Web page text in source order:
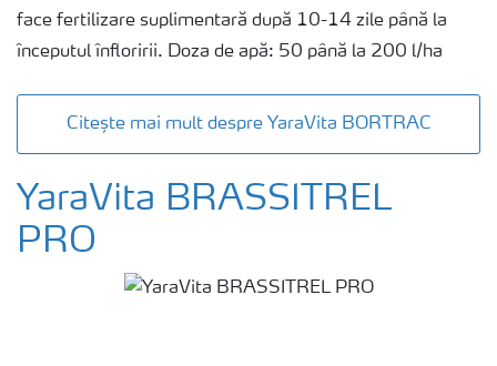
face fertilizare suplimentară după 10-14 zile până la
începutul înfloririi. Doza de apă: 50 până la 200 l/ha
Citește mai mult despre YaraVita BORTRAC
YaraVita BRASSITREL
PRO